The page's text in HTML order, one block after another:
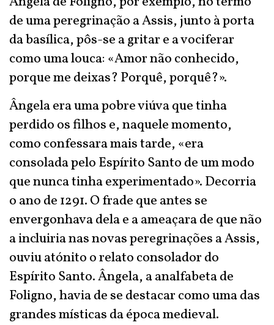
de uma peregrinação a Assis, junto à porta
da basílica, pôs-se a gritar e a vociferar
como uma louca: «Amor não conhecido,
porque me deixas? Porquê, porquê?».
Ângela era uma pobre viúva que tinha
perdido os filhos e, naquele momento,
como confessara mais tarde, «era
consolada pelo Espírito Santo de um modo
que nunca tinha experimentado». Decorria
o ano de 1291. O frade que antes se
envergonhava dela e a ameaçara de que não
a incluiria nas novas peregrinações a Assis,
ouviu atónito o relato consolador do
Espírito Santo. Ângela, a analfabeta de
Foligno, havia de se destacar como uma das
grandes místicas da época medieval.